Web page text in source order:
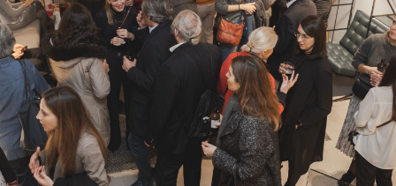
English Italiano Català